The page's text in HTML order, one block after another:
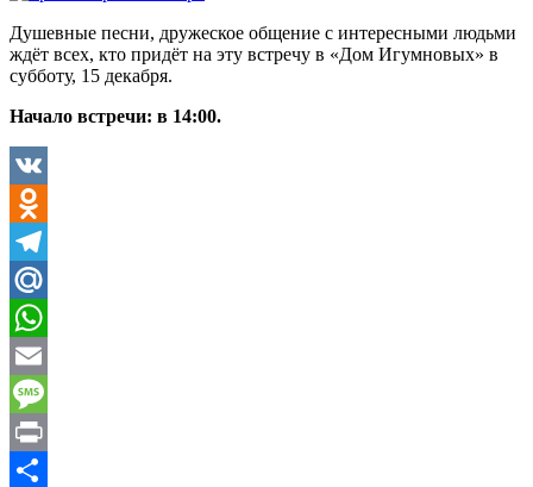
Душевные песни, дружеское общение с интересными людьми
ждёт всех, кто придёт на эту встречу в «Дом Игумновых» в
субботу, 15 декабря.
Начало встречи: в 14:00.
VK
Odnoklassniki
Telegram
Mail.Ru
WhatsApp
Email
Message
Print